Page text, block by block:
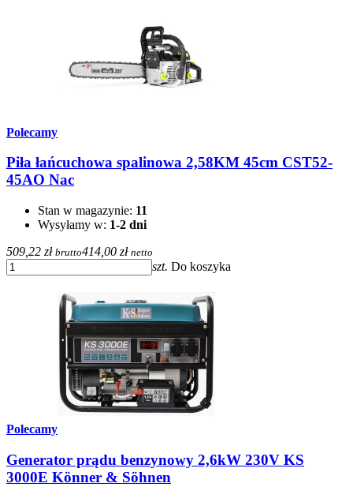
Polecamy
Piła łańcuchowa spalinowa 2,58KM 45cm CST52-
45AO Nac
Stan w magazynie: 11
Wysyłamy w: 1-2 dni
509,22 zł brutto414,00 zł netto
szt. Do koszyka
Polecamy
Generator prądu benzynowy 2,6kW 230V KS
3000E Könner & Söhnen